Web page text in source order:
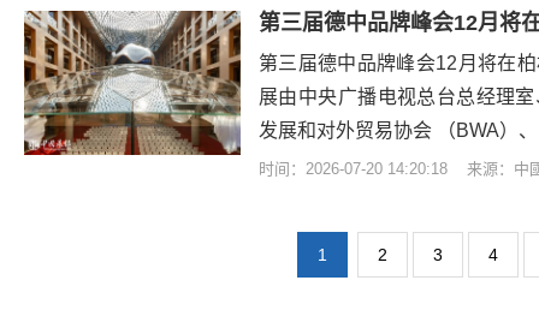
第三届德中品牌峰会12月将在
展由中央广播电视总台总经理
发展和对外贸易协会 （BWA）
时间：2026-07-20 14:20:18 来源：中
1 2 3 4